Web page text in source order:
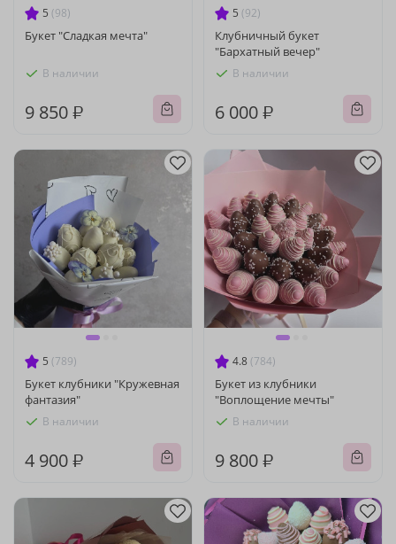
5 (98)
Букет "Сладкая мечта"
В наличии
9 850 ₽
5 (92)
Клубничный букет
"Бархатный вечер"
В наличии
6 000 ₽
5 (789)
Букет клубники "Кружевная
фантазия"
В наличии
4 900 ₽
4.8 (784)
Букет из клубники
"Воплощение мечты"
В наличии
9 800 ₽